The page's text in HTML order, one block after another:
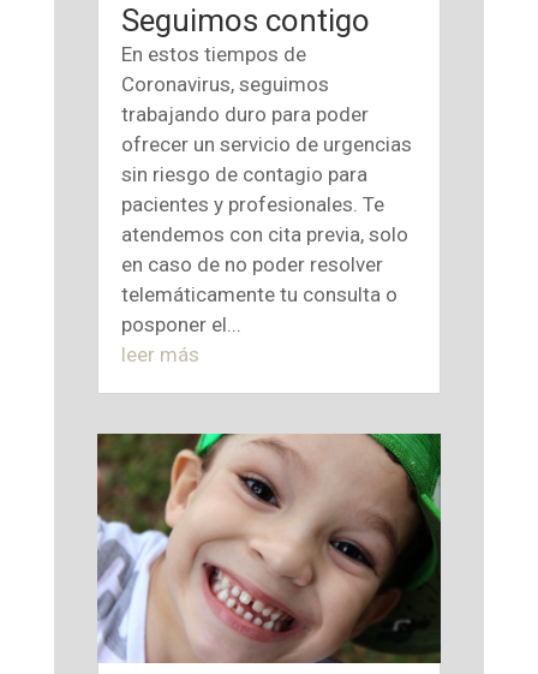
Seguimos contigo
En estos tiempos de
Coronavirus, seguimos
trabajando duro para poder
ofrecer un servicio de urgencias
sin riesgo de contagio para
pacientes y profesionales. Te
atendemos con cita previa, solo
en caso de no poder resolver
telemáticamente tu consulta o
posponer el...
leer más